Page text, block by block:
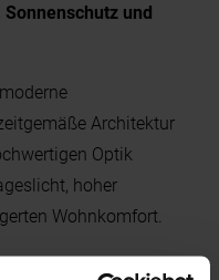
und
Architektur
Optik
hoher
Wohnkomfort.